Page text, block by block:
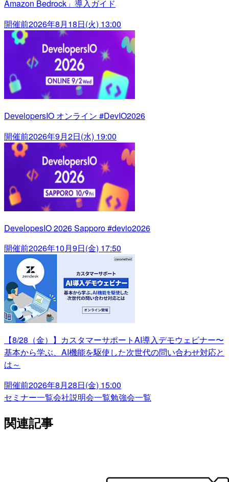
Amazon Bedrock」導入ガイド
開催前2026年8月18日(火) 13:00
DevelopersIO オンライン #DevIO2026
開催前2026年9月2日(水) 19:00
DevelopesIO 2026 Sapporo #devio2026
開催前2026年10月9日(金) 17:50
【8/28（金）】カスタマーサポートAI導入デモウェビナー〜
基本から学ぶ、AI機能を駆使した次世代の問い合わせ対応と
は～
開催前2026年8月28日(金) 15:00
セミナー一覧会社説明会一覧勉強会一覧
関連記事